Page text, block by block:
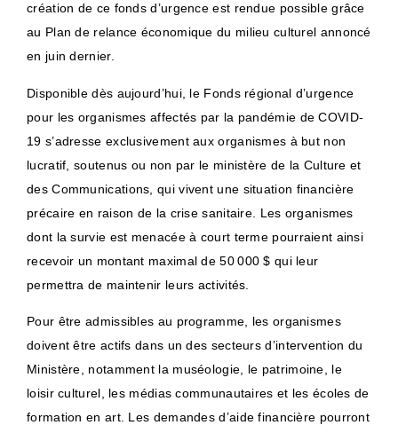
création de ce fonds d’urgence est rendue possible grâce
au Plan de relance économique du milieu culturel annoncé
en juin dernier.
Disponible dès aujourd’hui, le Fonds régional d’urgence
pour les organismes affectés par la pandémie de COVID-
19 s’adresse exclusivement aux organismes à but non
lucratif, soutenus ou non par le ministère de la Culture et
des Communications, qui vivent une situation financière
précaire en raison de la crise sanitaire. Les organismes
dont la survie est menacée à court terme pourraient ainsi
recevoir un montant maximal de 50 000 $ qui leur
permettra de maintenir leurs activités.
Pour être admissibles au programme, les organismes
doivent être actifs dans un des secteurs d’intervention du
Ministère, notamment la muséologie, le patrimoine, le
loisir culturel, les médias communautaires et les écoles de
formation en art. Les demandes d’aide financière pourront